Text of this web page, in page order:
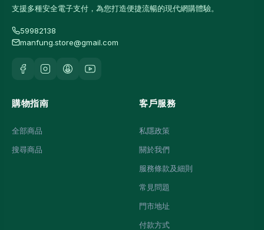
支援多種安全電子支付，為您打造便捷流暢的現代網購體驗。
59982138
manfung.store@gmail.com
購物指南
全部商品
搜尋商品
客戶服務
私隱政策
關於我們
服務條款及細則
常見問題
門市地址
付款方式